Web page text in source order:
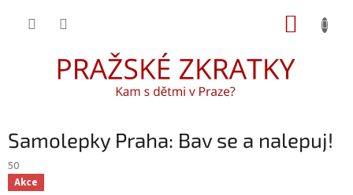
Samolepky Praha: Bav se a nalepuj!
50
Akce